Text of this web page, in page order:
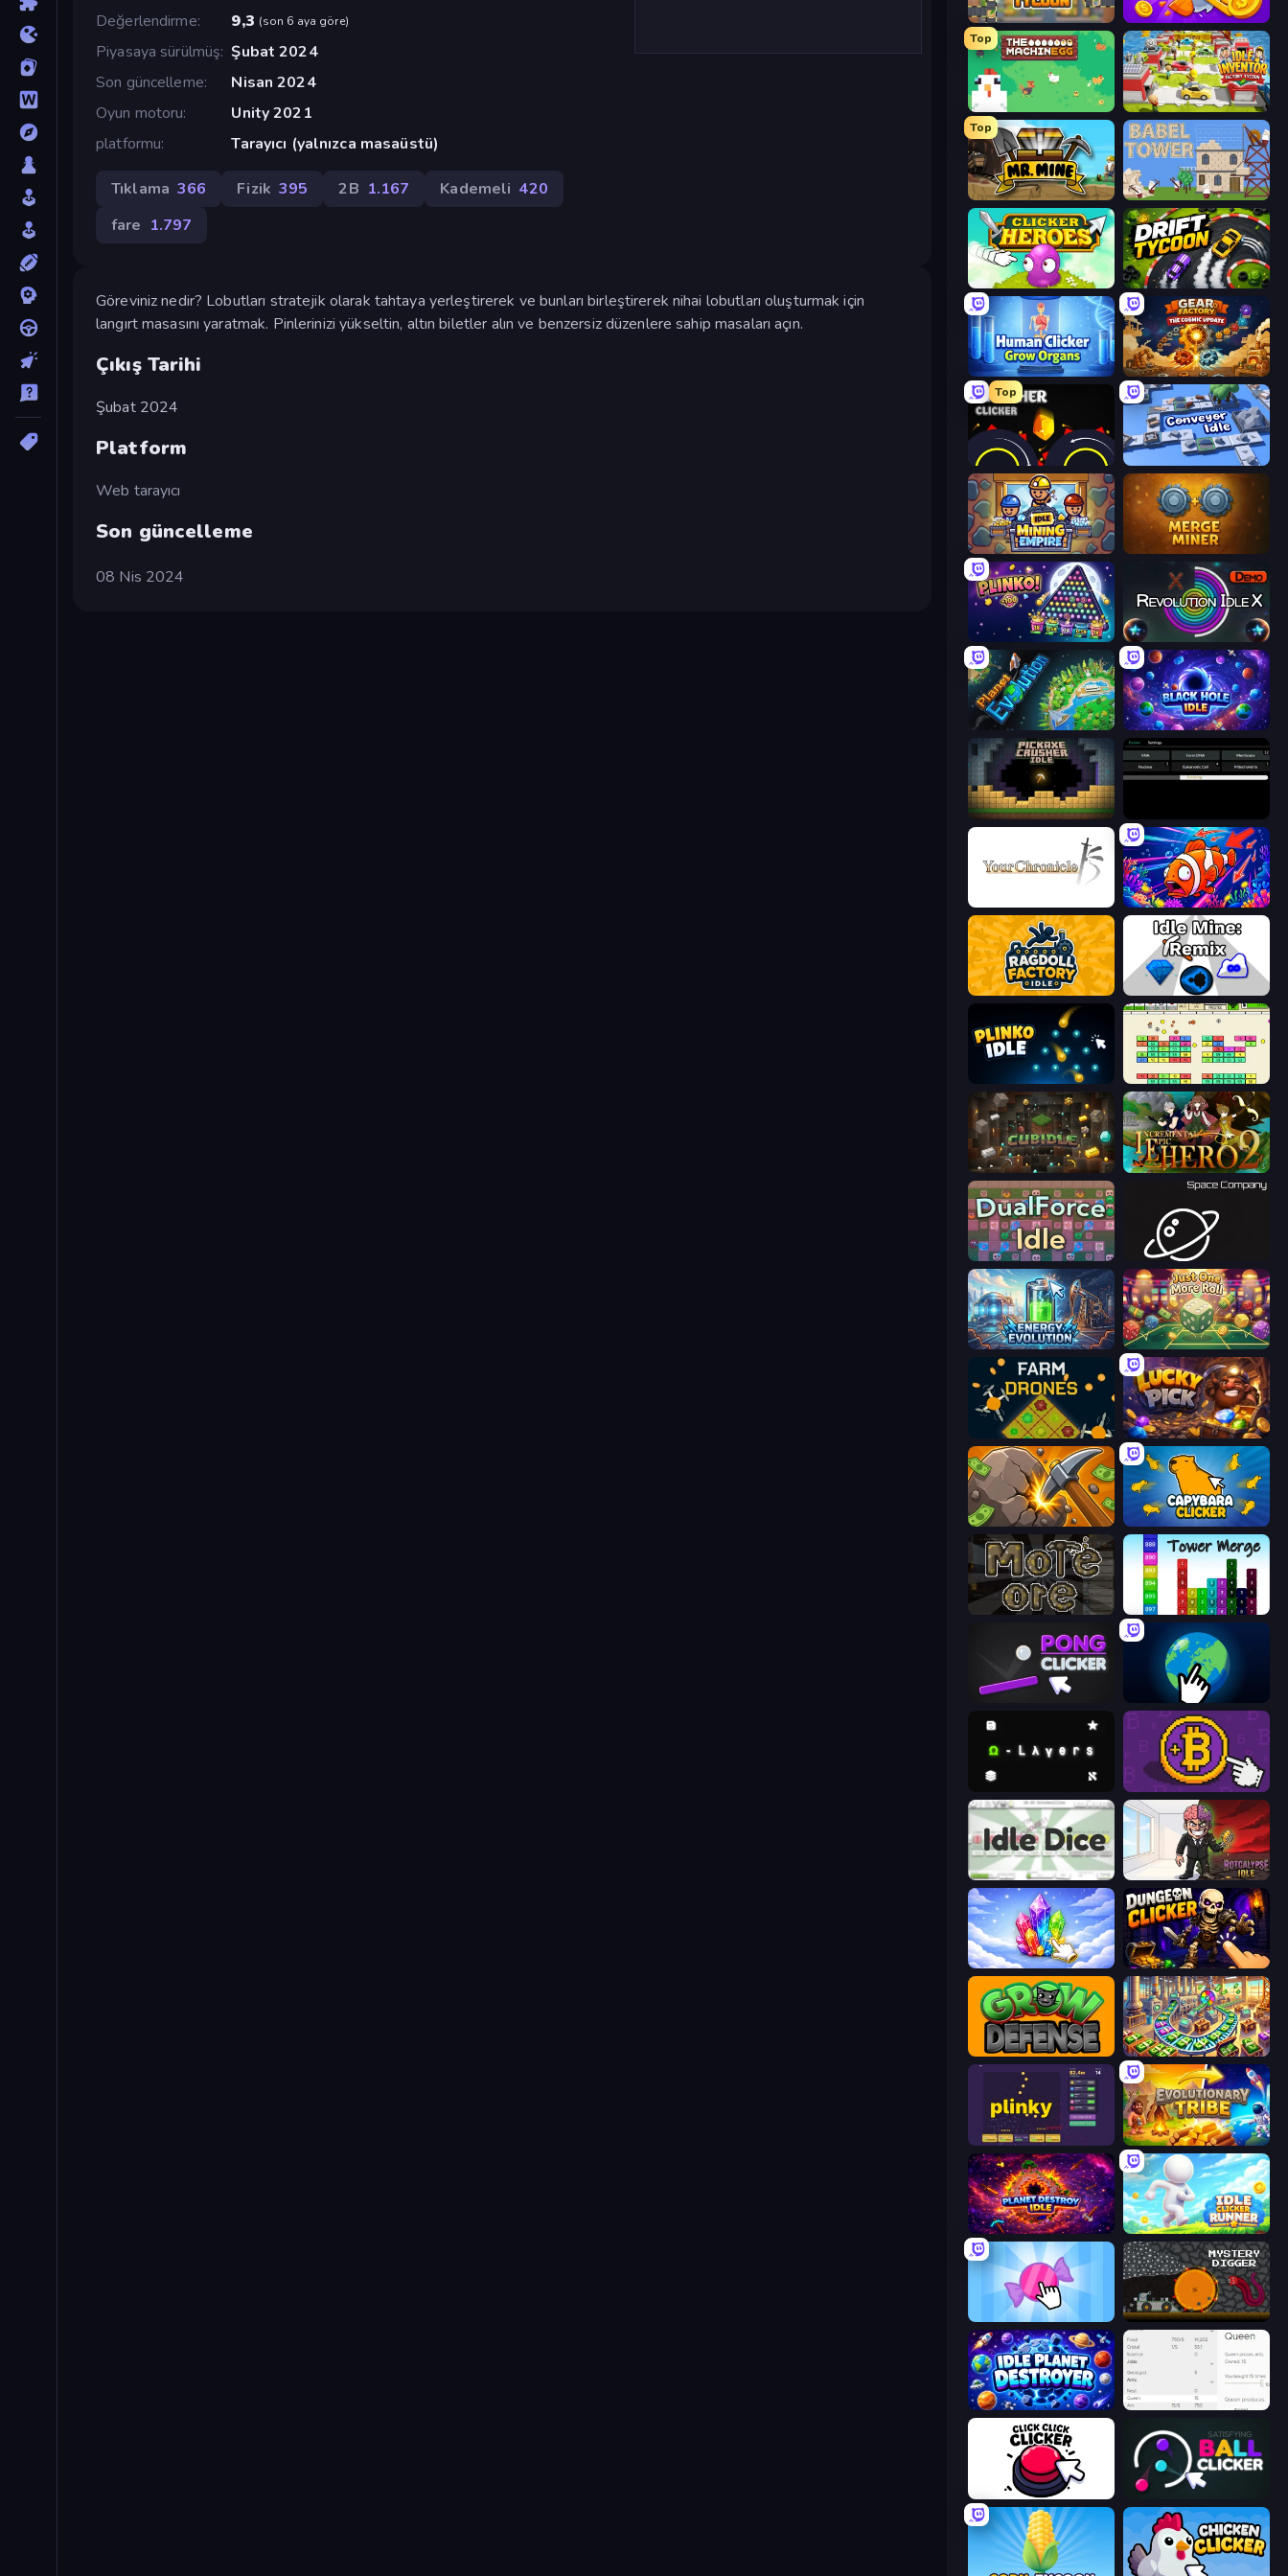
Değerlendirme
9,3 (son 6 aya göre)
Piyasaya sürülmüş Şubat 2024
Son güncelleme
Nisan 2024
Oyun motoru
Unity 2021
platformu
Tarayıcı (yalnızca masaüstü)
Tıklama 366 Fizik 395 2B 1.167 Kademeli 420
fare 1.797
Göreviniz nedir? Lobutları stratejik olarak tahtaya yerleştirerek ve bunları birleştirerek nihai lobutları oluşturmak için
langırt masasını yaratmak. Pinlerinizi yükseltin, altın biletler alın ve benzersiz düzenlere sahip masaları açın.
Çıkış Tarihi
Şubat 2024
Platform
Web tarayıcı
Son güncelleme
08 Nis 2024
Leek Factory Tycoon Farm Ring Idle
Top
The MachinEGG Idle Inventor
Top
Mr. Mine Babel Tower
Clicker Heroes Drift Tycoon
Human Clicker: Grow Organs Gear Factory
Top
Crusher Clicker Conveyor Idle
Idle Mining Empire Merge Miner
PLINKO! Revolution Idle X
Planet Evolution: Idle Clicker Black Hole Idle
Pickaxe Crusher Idle
Fish Catch Idle
Ragdoll Factory Idle Idle Mine: Remix
Plinko Idle Idle Breakout
Cubidle Incremental Epic Hero 2
DualForce Idle Space Company
Energy Evolution Just One More Roll
Farm Drones Lucky Pick
Mine Clicker Capybara Clicker
More Ore Tower Merge
Pong Clicker Planet Clicker 2
Omega Layers Money Maker
Idle Dice Rotcalypse: Idle Incremental
Crystalia Idle Clicker Dungeon Clicker
Grow Defense Money Factory: Tycoon Idle Game
Plinky Evolutionary Tribe
Planet Destroy Idle Idle Clicker Runner
Candy Clicker 2 Mystery Digger
Idle Planet Destroyer Idle Ants
Click Click Clicker Satisfying Ball Clicker